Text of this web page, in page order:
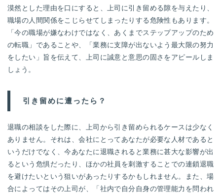
漠然とした理由を口にすると、上司に引き留める隙を与えたり、
職場の人間関係をこじらせてしまったりする危険性もあります。
「今の職場が嫌なわけではなく、あくまでステップアップのため
の転職」であることや、「業務に支障が出ないよう最大限の努力
をしたい」旨を伝えて、上司に誠意と意思の固さをアピールしま
しょう。
引き留めに遭ったら？
退職の相談をした際に、上司から引き留められるケースは少なく
ありません。それは、会社にとってあなたが必要な人材であると
いうだけでなく、今あなたに退職されると業務に甚大な影響が出
るという危惧だったり、ほかの社員を刺激することでの連鎖退職
を避けたいという狙いがあったりするかもしれません。また、場
合によってはその上司が、「社内で自分自身の管理能力を問われ